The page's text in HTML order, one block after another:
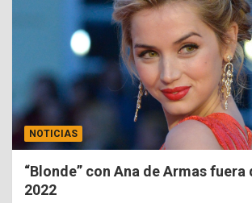
NOTICIAS
“Blonde” con Ana de Armas fuera
2022